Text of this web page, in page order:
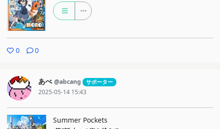
0 0
あべ @abcang サポーター
2025-05-14 15:43
Summer Pockets